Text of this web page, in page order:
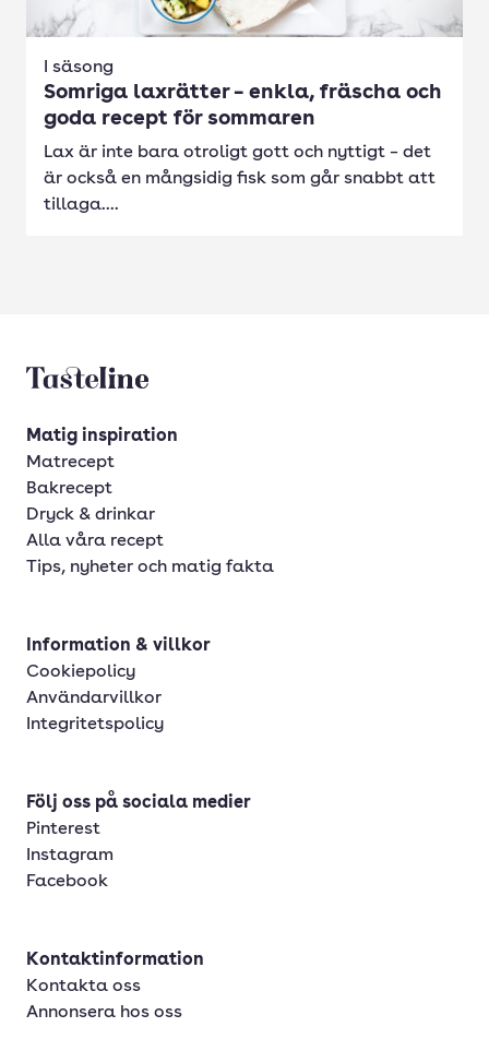
I säsong
Somriga laxrätter – enkla, fräscha och
goda recept för sommaren
Lax är inte bara otroligt gott och nyttigt – det
är också en mångsidig fisk som går snabbt att
tillaga....
Tasteline startsida
Matig inspiration
Matrecept
Bakrecept
Dryck & drinkar
Alla våra recept
Tips, nyheter och matig fakta
Information & villkor
Cookiepolicy
Användarvillkor
Integritetspolicy
Följ oss på sociala medier
Pinterest
Instagram
Facebook
Kontaktinformation
Kontakta oss
Annonsera hos oss